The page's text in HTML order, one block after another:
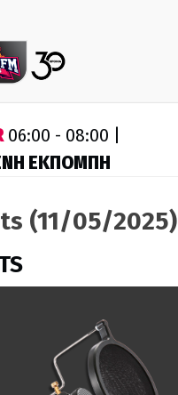
06:00 - 08:00 |
ΕΚΠΟΜΠΗ
(11/05/2025)